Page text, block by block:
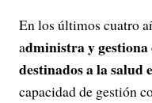
En los últimos cuatro
administra y gestiona
destinados a la salud
capacidad de gestión